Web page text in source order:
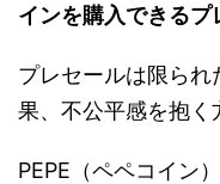
インを購入できるプ
プレセールは限ら
果、不公平感を抱く
PEPE（ペペコイン